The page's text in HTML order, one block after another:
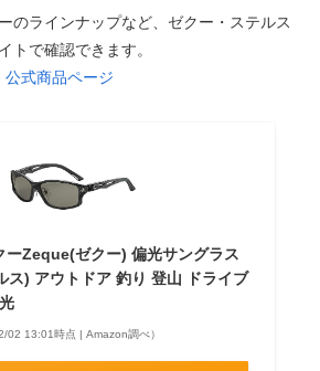
のラインナップなど、ゼクー・ステルス
トで確認できます。
公式商品ページ
ーZeque(ゼクー) 偏光サングラス
ス) アウトドア 釣り 登山 ドライブ
02 13:01時点 | Amazon調べ）